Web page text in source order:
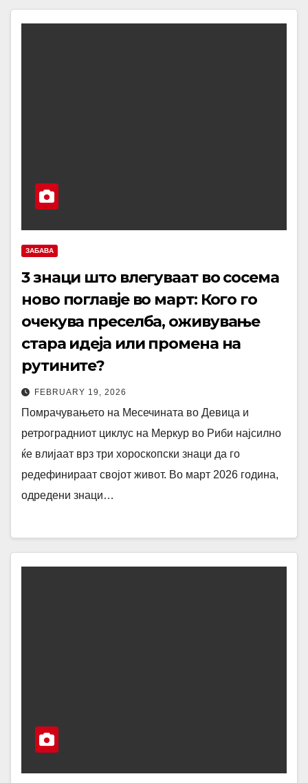
ЗАБАВА
3 знаци што влегуваат во сосема
ново поглавје во март: Кого го
очекува преселба, оживување
стара идеја или промена на
рутините?
FEBRUARY 19, 2026
Помрачувањето на Месечината во Девица и
ретроградниот циклус на Меркур во Риби најсилно
ќе влијаат врз три хороскопски знаци да го
редефинираат својот живот. Во март 2026 година,
одредени знаци…